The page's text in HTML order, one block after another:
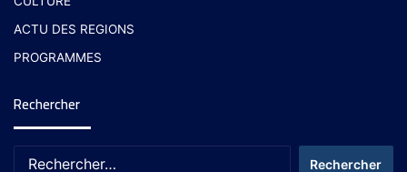
ACTU DES REGIONS
PROGRAMMES
Rechercher